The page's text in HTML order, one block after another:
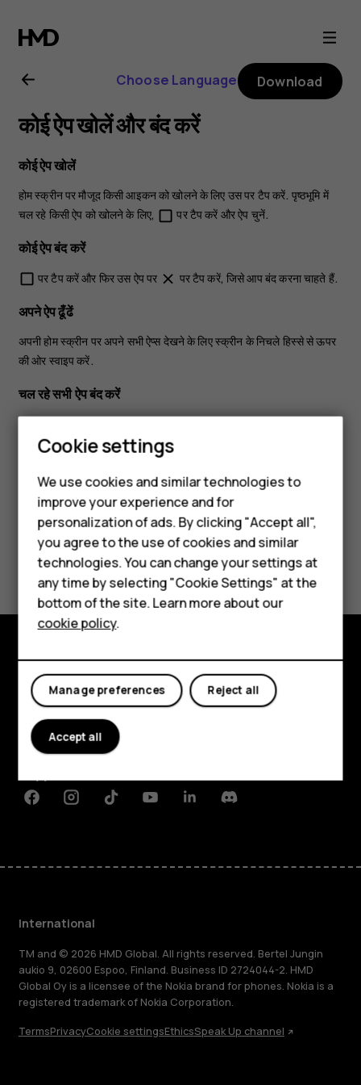
Nokia
2.1
user
guide
Smartphones
Feature phones
Phones for kids
Accessories
HMD Terra M
For business
Tablets
Choose Language Download
कोई ऐप खोलें और बंद करें
कोई ऐप खोलें
होम स्क्रीन पर मौजूद किसी आइकन को खोलने के लिए उस पर टैप करें. पृष्ठभूमि में
चल रहे किसी ऐप को खोलने के लिए, check_box_outline_blank पर टैप करें और ऐप चुनें.
कोई ऐप बंद करें
check_box_outline_blank पर टैप करें और फिर उस ऐप पर close पर टैप करें, जिसे आप बंद करना चाहते हैं.
अपने ऐप ढूँढें
अपनी होम स्क्रीन पर अपने सभी ऐप्स देखने के लिए स्क्रीन के निचले हिस्से से ऊपर
की ओर स्वाइप करें.
चल रहे सभी ऐप बंद करें
टैप करें.
Did you find this helpful?
Yes No
Explore
About
Planet and people
FacebookInstagramTiktokYoutubeLinkedinDiscord
International
TM and © 2026 HMD Global. All rights reserved. Bertel Jungin
aukio 9, 02600 Espoo, Finland. Business ID 2724044-2. HMD
Global Oy is a licensee of the Nokia brand for phones. Nokia is a
registered trademark of Nokia Corporation.
TermsPrivacyCookie settingsEthicsSpeak Up channel
Cookie settings
We use cookies and similar technologies to
improve your experience and for
personalization of ads. By clicking "Accept all",
you agree to the use of cookies and similar
technologies. You can change your settings at
any time by selecting "Cookie Settings" at the
bottom of the site. Learn more about our
cookie policy.
Reject all
Manage preferences
Accept all